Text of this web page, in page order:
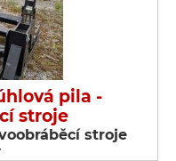
pila -
stroje
stroje